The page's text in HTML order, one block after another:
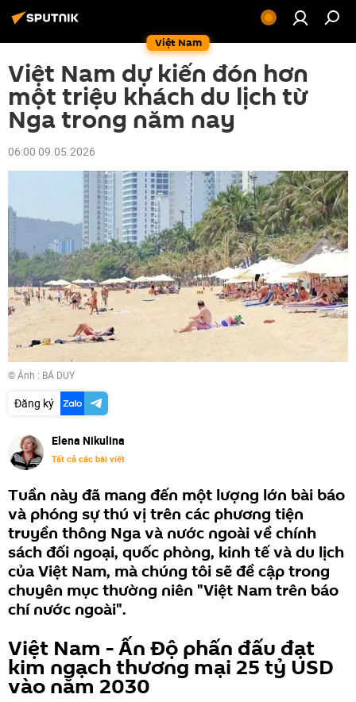
Việt Nam
Việt Nam dự kiến đón hơn
một triệu khách du lịch từ
Nga trong năm nay
06:00 09.05.2026
© Ảnh : BÁ DUY
Đăng ký
Elena Nikulina
Tất cả các bài viết
Tuần này đã mang đến một lượng lớn bài báo
và phóng sự thú vị trên các phương tiện
truyền thông Nga và nước ngoài về chính
sách đối ngoại, quốc phòng, kinh tế và du lịch
của Việt Nam, mà chúng tôi sẽ đề cập trong
chuyên mục thường niên "Việt Nam trên báo
chí nước ngoài".
Việt Nam - Ấn Độ phấn đấu đạt
kim ngạch thương mại 25 tỷ USD
vào năm 2030